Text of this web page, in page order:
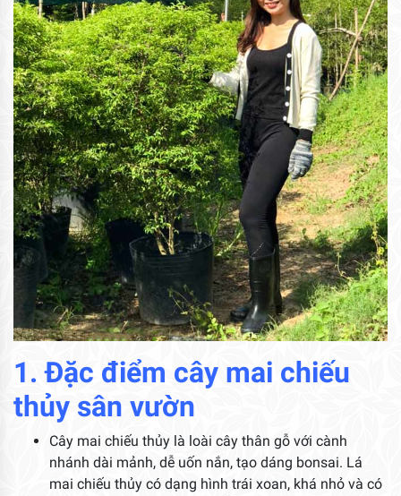
1. Đặc điểm cây mai chiếu
thủy sân vườn
Cây mai chiếu thủy là loài cây thân gỗ với cành
nhánh dài mảnh, dễ uốn nắn, tạo dáng bonsai. Lá
mai chiếu thủy có dạng hình trái xoan, khá nhỏ và có